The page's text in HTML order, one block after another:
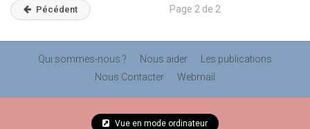
Pécédent Page 2 de 2
Qui sommes-nous ? Nous aider
Les publications
Nous Contacter
Webmail
Vue en mode ordinateur